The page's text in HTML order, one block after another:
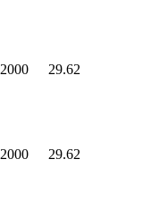
2000 29.62
2000 29.62